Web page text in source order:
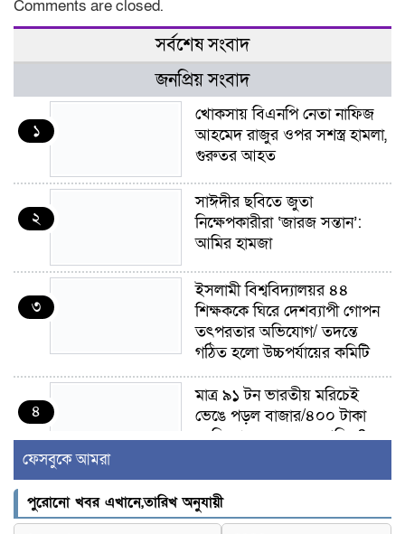
Comments are closed.
সর্বশেষ সংবাদ
জনপ্রিয় সংবাদ
১
খোকসায় বিএনপি নেতা নাফিজ
আহমেদ রাজুর ওপর সশস্ত্র হামলা,
গুরুতর আহত
২
সাঈদীর ছবিতে জুতা
নিক্ষেপকারীরা ‘জারজ সন্তান’:
আমির হামজা
৩
ইসলামী বিশ্ববিদ্যালয়র ৪৪
শিক্ষককে ঘিরে দেশব্যাপী গোপন
তৎপরতার অভিযোগ/ তদন্তে
গঠিত হলো উচ্চপর্যায়ের কমিটি
৪
মাত্র ৯১ টন ভারতীয় মরিচেই
ভেঙে পড়ল বাজার/৪০০ টাকা
কেজি দাম কে ধরে রেখেছিল?
৫
জুলাই আন্দোলন ছিল সম্মিলিত,
লক্ষ্য হওয়া উচিত ঐক্য ও
রাষ্ট্রগঠন
ফেসবুকে আমরা
পুরোনো খবর এখানে,তারিখ অনুযায়ী